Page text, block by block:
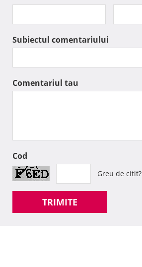
Subiectul comentariului
Comentariul tau
Cod
Greu de citit?
TRIMITE